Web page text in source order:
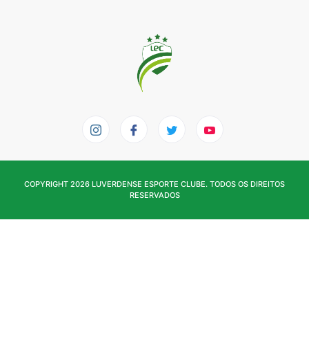
COPYRIGHT 2026 LUVERDENSE ESPORTE CLUBE. TODOS OS DIREITOS
RESERVADOS